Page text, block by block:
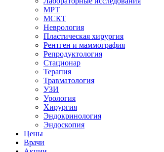
МРТ
МСКТ
Неврология
Пластическая хирургия
Рентген и маммография
Репродуктология
Стационар
Терапия
Травматология
УЗИ
Урология
Хирургия
Эндокринология
Эндоскопия
Цены
Врачи